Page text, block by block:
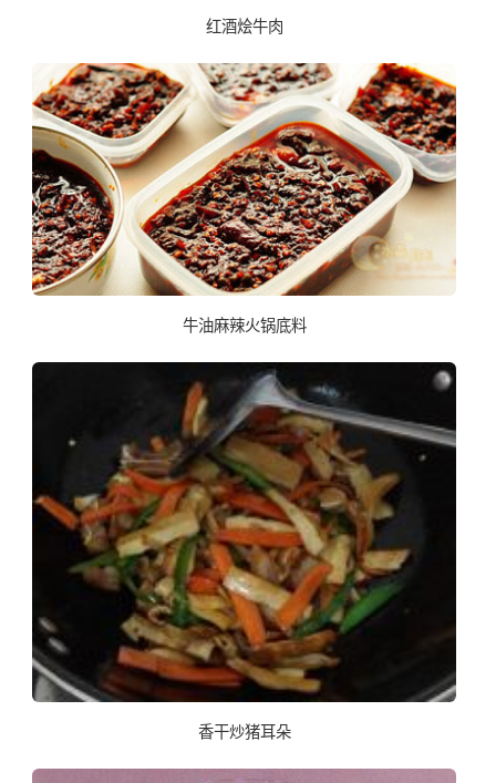
红酒烩牛肉
牛油麻辣火锅底料
香干炒猪耳朵